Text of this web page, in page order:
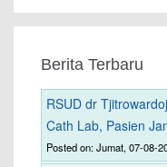
Berita Terbaru
RSUD dr
Cath Lab, Pasien
Posted on: Jumat, 07-08-